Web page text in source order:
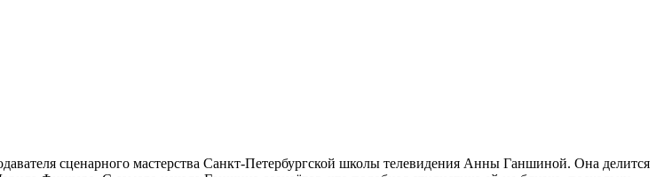
сценарного мастерства Санкт-Петербургской школы телевидения Анны Ганшиной. Она делится